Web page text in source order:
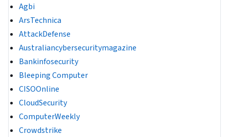
Agbi
ArsTechnica
AttackDefense
Australiancybersecuritymagazine
Bankinfosecurity
Bleeping Computer
CISOOnline
CloudSecurity
ComputerWeekly
Crowdstrike